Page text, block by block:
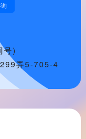
号)
弄5-705-4